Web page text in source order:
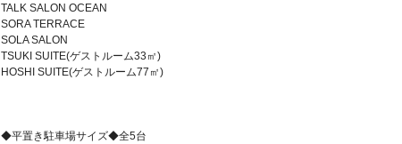
TALK SALON OCEAN
SORA TERRACE
SOLA SALON
TSUKI SUITE(ゲストルーム33㎡)
HOSHI SUITE(ゲストルーム77㎡)
◆平置き駐車場サイズ◆全5台